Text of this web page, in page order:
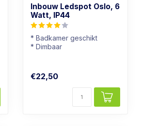
Inbouw Ledspot Oslo, 6
Watt, IP44
* Badkamer geschikt
* Dimbaar
€22,50